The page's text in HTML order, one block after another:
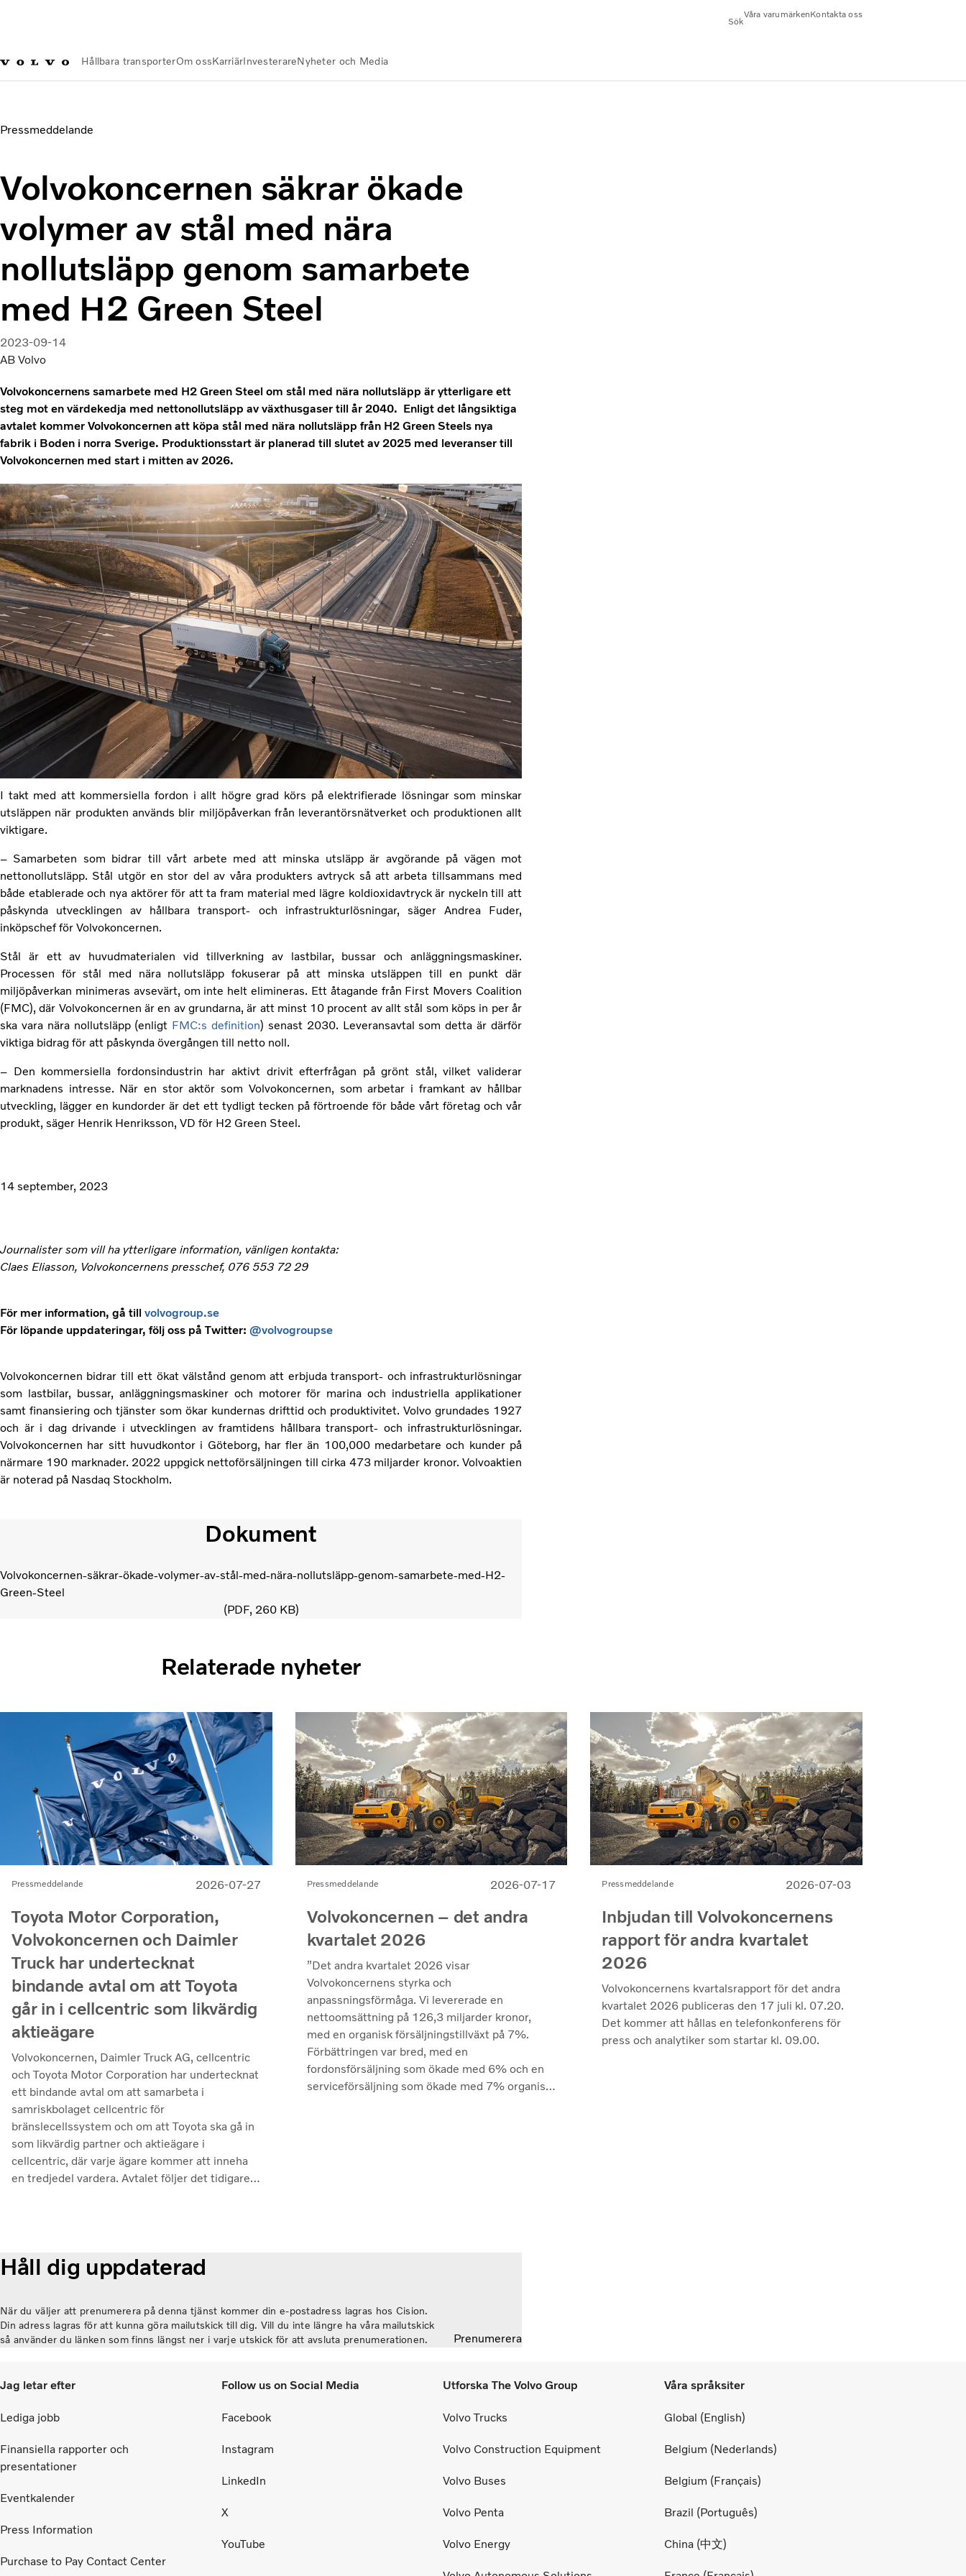
Sök
Våra varumärkenKontakta oss
Hållbara transporterOm ossKarriärInvesterareNyheter och Media
Pressmeddelande
Volvokoncernen säkrar ökade
volymer av stål med nära
nollutsläpp genom samarbete
med H2 Green Steel
2023-09-14
AB Volvo
Volvokoncernens samarbete med H2 Green Steel om stål med nära nollutsläpp är ytterligare ett
steg mot en värdekedja med nettonollutsläpp av växthusgaser till år 2040. Enligt det långsiktiga
avtalet kommer Volvokoncernen att köpa stål med nära nollutsläpp från H2 Green Steels nya
fabrik i Boden i norra Sverige. Produktionsstart är planerad till slutet av 2025 med leveranser till
Volvokoncernen med start i mitten av 2026.
I takt med att kommersiella fordon i allt högre grad körs på elektrifierade lösningar som minskar
utsläppen när produkten används blir miljöpåverkan från leverantörsnätverket och produktionen allt
viktigare.
– Samarbeten som bidrar till vårt arbete med att minska utsläpp är avgörande på vägen mot
nettonollutsläpp. Stål utgör en stor del av våra produkters avtryck så att arbeta tillsammans med
både etablerade och nya aktörer för att ta fram material med lägre koldioxidavtryck är nyckeln till att
påskynda utvecklingen av hållbara transport- och infrastrukturlösningar, säger Andrea Fuder,
inköpschef för Volvokoncernen.
Stål är ett av huvudmaterialen vid tillverkning av lastbilar, bussar och anläggningsmaskiner.
Processen för stål med nära nollutsläpp fokuserar på att minska utsläppen till en punkt där
miljöpåverkan minimeras avsevärt, om inte helt elimineras. Ett åtagande från First Movers Coalition
(FMC), där Volvokoncernen är en av grundarna, är att minst 10 procent av allt stål som köps in per år
ska vara nära nollutsläpp (enligt FMC:s definition) senast 2030. Leveransavtal som detta är därför
viktiga bidrag för att påskynda övergången till netto noll.
– Den kommersiella fordonsindustrin har aktivt drivit efterfrågan på grönt stål, vilket validerar
marknadens intresse. När en stor aktör som Volvokoncernen, som arbetar i framkant av hållbar
utveckling, lägger en kundorder är det ett tydligt tecken på förtroende för både vårt företag och vår
produkt, säger Henrik Henriksson, VD för H2 Green Steel.
14 september, 2023
Journalister som vill ha ytterligare information, vänligen kontakta:
Claes Eliasson, Volvokoncernens presschef, 076 553 72 29
För mer information, gå till volvogroup.se
För löpande uppdateringar, följ oss på Twitter: @volvogroupse
Volvokoncernen bidrar till ett ökat välstånd genom att erbjuda transport- och infrastrukturlösningar
som lastbilar, bussar, anläggningsmaskiner och motorer för marina och industriella applikationer
samt finansiering och tjänster som ökar kundernas drifttid och produktivitet. Volvo grundades 1927
och är i dag drivande i utvecklingen av framtidens hållbara transport- och infrastrukturlösningar.
Volvokoncernen har sitt huvudkontor i Göteborg, har fler än 100,000 medarbetare och kunder på
närmare 190 marknader. 2022 uppgick nettoförsäljningen till cirka 473 miljarder kronor. Volvoaktien
är noterad på Nasdaq Stockholm.
Dokument
Volvokoncernen-säkrar-ökade-volymer-av-stål-med-nära-nollutsläpp-genom-samarbete-med-H2-
Green-Steel
PDF 260 KB
Relaterade nyheter
Pressmeddelande 2026-07-27
Toyota Motor Corporation,
Volvokoncernen och Daimler
Truck har undertecknat
bindande avtal om att Toyota
går in i cellcentric som likvärdig
aktieägare
Volvokoncernen, Daimler Truck AG, cellcentric
och Toyota Motor Corporation har undertecknat
ett bindande avtal om att samarbeta i
samriskbolaget cellcentric för
bränslecellssystem och om att Toyota ska gå in
som likvärdig partner och aktieägare i
cellcentric, där varje ägare kommer att inneha
en tredjedel vardera. Avtalet följer det tidigare
avser parterna att stärka cellcentrics position
som en ledande utvecklare och producent av
tillämpningar.
Pressmeddelande 2026-07-17
Volvokoncernen – det andra
kvartalet 2026
”Det andra kvartalet 2026 visar
Volvokoncernens styrka och
anpassningsförmåga. Vi levererade en
nettoomsättning på 126,3 miljarder kronor,
med en organisk försäljningstillväxt på 7%.
Förbättringen var bred, med en
fordonsförsäljning som ökade med 6% och en
serviceförsäljning som ökade med 7% organiskt
Pressmeddelande 2026-07-03
Inbjudan till Volvokoncernens
rapport för andra kvartalet
2026
Volvokoncernens kvartalsrapport för det andra
kvartalet 2026 publiceras den 17 juli kl. 07.20.
Det kommer att hållas en telefonkonferens för
press och analytiker som startar kl. 09.00.
Håll dig uppdaterad
När du väljer att prenumerera på denna tjänst kommer din e-postadress lagras hos Cision.
Din adress lagras för att kunna göra mailutskick till dig. Vill du inte längre ha våra mailutskick
så använder du länken som finns längst ner i varje utskick för att avsluta prenumerationen.
Prenumerera
Jag letar efter
Lediga jobb
Finansiella rapporter och
presentationer
Eventkalender
Press Information
Purchase to Pay Contact Center
Follow us on Social Media
Facebook
Instagram
LinkedIn
X
YouTube
Utforska The Volvo Group
Volvo Trucks
Volvo Construction Equipment
Volvo Buses
Volvo Penta
Volvo Energy
Våra språksiter
Global (English)
Belgium (Nederlands)
Belgium (Français)
Brazil (Português)
China (中文)